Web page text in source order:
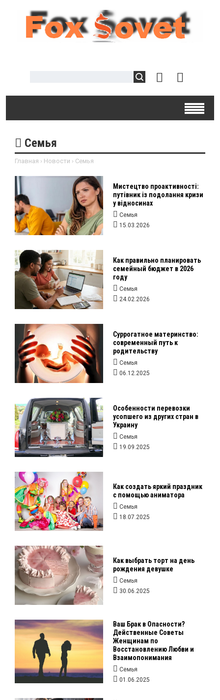
Семья
Главная › Новости › Семья
Мистецтво проактивності:
путівник із подолання кризи
у відносинах
Семья
15.03.2026
Как правильно планировать
семейный бюджет в 2026
году
Семья
24.02.2026
Суррогатное материнство:
современный путь к
родительству
Семья
06.12.2025
Особенности перевозки
усопшего из других стран в
Украину
Семья
19.09.2025
Как создать яркий праздник
с помощью аниматора
Семья
18.07.2025
Как выбрать торт на день
рождения девушке
Семья
30.06.2025
Ваш Брак в Опасности?
Действенные Советы
Женщинам по
Восстановлению Любви и
Взаимопонимания
Семья
01.06.2025